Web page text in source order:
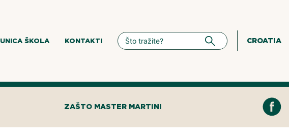
UNICA ŠKOLA KONTAKTI CROATIA
ZAŠTO MASTER MARTINI